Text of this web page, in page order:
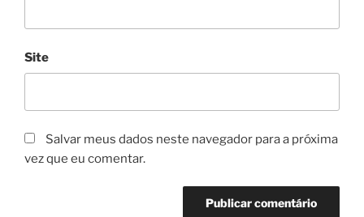
Site
Salvar meus dados neste navegador para a próxima
vez que eu comentar.